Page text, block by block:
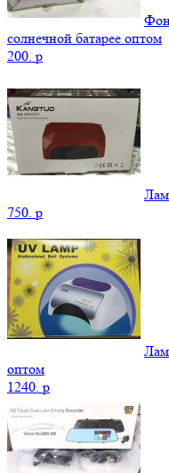
солнечной батарее оптом
200. p
750. p
оптом
1240. p